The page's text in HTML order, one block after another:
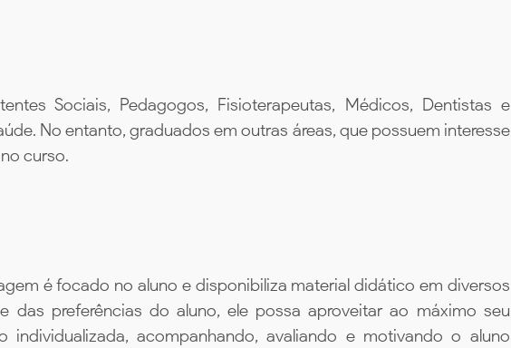
Sociais, Pedagogos, Fisioterapeutas, Médicos, Dentistas e
No entanto, graduados em outras áreas, que possuem interesse
curso.
é focado no aluno e disponibiliza material didático em diversos
das preferências do aluno, ele possa aproveitar ao máximo seu
acompanhando, avaliando e motivando o aluno